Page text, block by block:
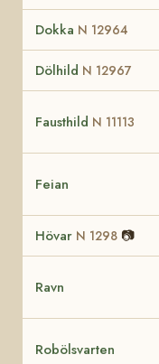
Dokka N 12964
Dölhild N 12967
Fausthild N 11113
Feian
Hövar N 1298 📷
Ravn
Robölsvarten